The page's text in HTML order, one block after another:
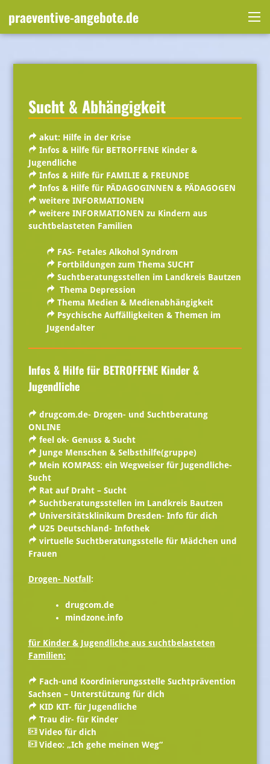
praeventive-angebote.de
Sucht & Abhängigkeit
akut: Hilfe in der Krise
Infos & Hilfe für BETROFFENE Kinder &
Jugendliche
Infos & Hilfe für FAMILIE & FREUNDE
Infos & Hilfe für PÄDAGOGINNEN & PÄDAGOGEN
weitere INFORMATIONEN
weitere INFORMATIONEN zu Kindern aus
suchtbelasteten Familien
FAS- Fetales Alkohol Syndrom
Fortbildungen zum Thema SUCHT
Suchtberatungsstellen im Landkreis Bautzen
Thema Depression
Thema Medien & Medienabhängigkeit
Psychische Auffälligkeiten & Themen im
Jugendalter
Infos & Hilfe für BETROFFENE Kinder &
Jugendliche
drugcom.de- Drogen- und Suchtberatung
ONLINE
feel ok- Genuss & Sucht
Junge Menschen & Selbsthilfe(gruppe)
Mein KOMPASS: ein Wegweiser für Jugendliche-
Sucht
Rat auf Draht – Sucht
Suchtberatungsstellen im Landkreis Bautzen
Universitätsklinikum Dresden- Info für dich
U25 Deutschland- Infothek
virtuelle Suchtberatungsstelle für Mädchen und
Frauen
Drogen- Notfall :
drugcom.de
mindzone.info
für Kinder & Jugendliche aus suchtbelasteten
Familien:
Fach-und Koordinierungsstelle Suchtprävention
Sachsen – Unterstützung für dich
KID KIT- für Jugendliche
Trau dir- für Kinder
Video für dich
Video: „Ich gehe meinen Weg“